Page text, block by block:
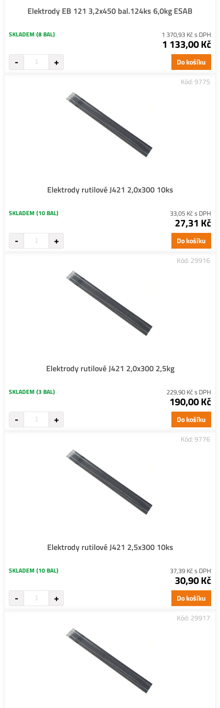
Elektrody EB 121 3,2x450 bal.124ks 6,0kg ESAB
SKLADEM (8 BAL) 1 370,93 Kč s DPH
1 133,00 Kč
Do košíku
Kód: 9775
Elektrody rutilové J421 2,0x300 10ks
SKLADEM (10 BAL) 33,05 Kč s DPH
27,31 Kč
Do košíku
Kód: 29916
Elektrody rutilové J421 2,0x300 2,5kg
SKLADEM (3 BAL) 229,90 Kč s DPH
190,00 Kč
Do košíku
Kód: 9776
Elektrody rutilové J421 2,5x300 10ks
SKLADEM (10 BAL) 37,39 Kč s DPH
30,90 Kč
Do košíku
Kód: 29917